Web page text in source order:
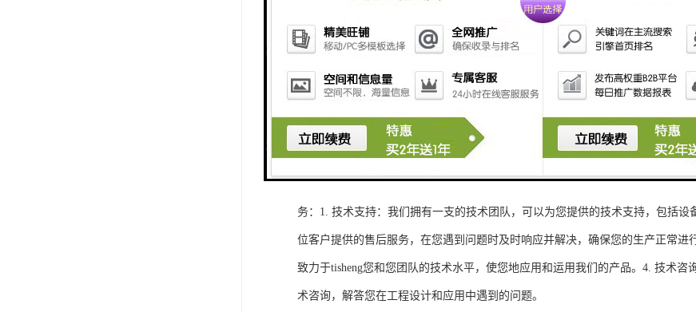
1. 灵活性和可扩展性：S7-300系列产品设计特，可根据客户需求灵活配置输入输
2. 高速、高精度的模拟量输入输出：S7-300系列产品支持多达8个模拟量输入输
3. 高可靠性和稳定性：S7-300系列产品采用的硬件和软件技术，具有高度可靠性
4. 灵活可编程：S7-300系列产品采用TIA Portal开发环境，支持多种编程语言，如
工程师提供了更多编程选择。
5. 可靠的通讯接口：S7-300系列产品配备丰富的通讯接口，可与其他工控设备无
购买SIEMENS西门子PLC模块S7-300系列产品，不仅获得了可靠的工控设备，
务：1. 技术支持：我们拥有一支的技术团队，可以为您提供的技术支持，包括
位客户提供的售后服务，在您遇到问题时及时响应并解决，确保您的生产正常进
致力于tisheng您和您团队的技术水平，使您地应用和运用我们的产品。4. 技术
术咨询，解答您在工程设计和应用中遇到的问题。